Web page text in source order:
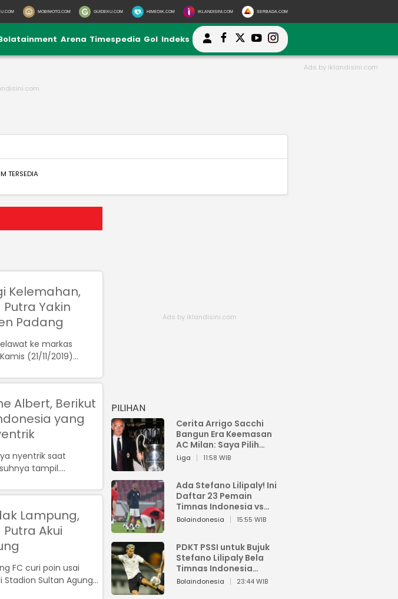
MOBIMOTO.COM GUIDEKU.COM HIMEDIK.COM IKLANDISINI.COM SERBADA.COM
Arena Timespedia Gol Indeks
TERSEDIA
Kelemahan,
Yakin
Padang
ke markas
(21/11/2019)...
Albert, Berikut
yang
nyentrik saat
tampil....
Lampung,
Akui
FC curi poin usai
Stadion Sultan Agung
PILIHAN
Cerita Arrigo Sacchi
Bangun Era Keemasan
AC Milan: Saya Pilih
Pemain dari Isi Otaknya
Liga 11:58 WIB
Ada Stefano Lilipaly! Ini
Daftar 23 Pemain
Timnas Indonesia vs
China
Bolaindonesia 15:55 WIB
PDKT PSSI untuk Bujuk
Stefano Lilipaly Bela
Timnas Indonesia
Berakhir Berantakan
Bolaindonesia 23:44 WIB